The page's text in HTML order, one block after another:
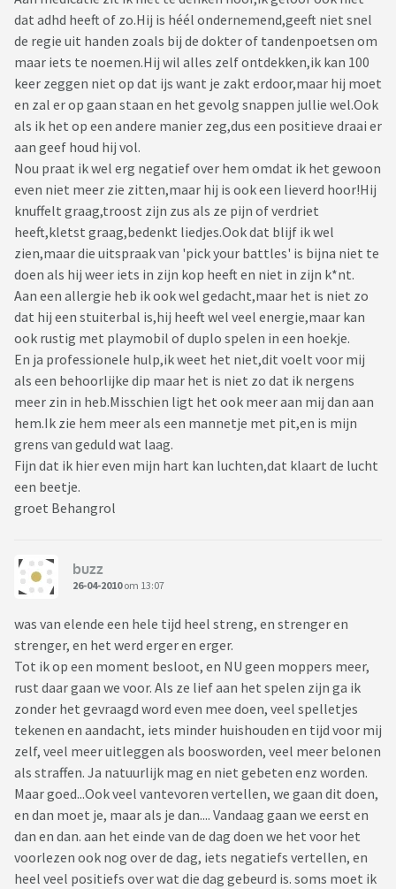
dat adhd heeft of zo.Hij is héél ondernemend,geeft niet snel
de regie uit handen zoals bij de dokter of tandenpoetsen om
maar iets te noemen.Hij wil alles zelf ontdekken,ik kan 100
keer zeggen niet op dat ijs want je zakt erdoor,maar hij moet
en zal er op gaan staan en het gevolg snappen jullie wel.Ook
als ik het op een andere manier zeg,dus een positieve draai er
aan geef houd hij vol.
Nou praat ik wel erg negatief over hem omdat ik het gewoon
even niet meer zie zitten,maar hij is ook een lieverd hoor!Hij
knuffelt graag,troost zijn zus als ze pijn of verdriet
heeft,kletst graag,bedenkt liedjes.Ook dat blijf ik wel
zien,maar die uitspraak van 'pick your battles' is bijna niet te
doen als hij weer iets in zijn kop heeft en niet in zijn k*nt.
Aan een allergie heb ik ook wel gedacht,maar het is niet zo
dat hij een stuiterbal is,hij heeft wel veel energie,maar kan
ook rustig met playmobil of duplo spelen in een hoekje.
En ja professionele hulp,ik weet het niet,dit voelt voor mij
als een behoorlijke dip maar het is niet zo dat ik nergens
meer zin in heb.Misschien ligt het ook meer aan mij dan aan
hem.Ik zie hem meer als een mannetje met pit,en is mijn
grens van geduld wat laag.
Fijn dat ik hier even mijn hart kan luchten,dat klaart de lucht
een beetje.
groet Behangrol
buzz
26-04-2010om 13:07
was van elende een hele tijd heel streng, en strenger en
strenger, en het werd erger en erger.
Tot ik op een moment besloot, en NU geen moppers meer,
rust daar gaan we voor. Als ze lief aan het spelen zijn ga ik
zonder het gevraagd word even mee doen, veel spelletjes
tekenen en aandacht, iets minder huishouden en tijd voor mij
zelf, veel meer uitleggen als boosworden, veel meer belonen
als straffen. Ja natuurlijk mag en niet gebeten enz worden.
Maar goed...Ook veel vantevoren vertellen, we gaan dit doen,
en dan moet je, maar als je dan.... Vandaag gaan we eerst en
dan en dan. aan het einde van de dag doen we het voor het
voorlezen ook nog over de dag, iets negatiefs vertellen, en
heel veel positiefs over wat die dag gebeurd is. soms moet ik